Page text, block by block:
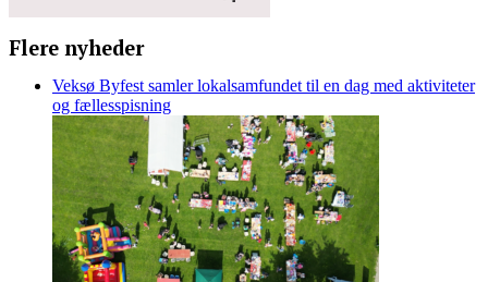
Flere nyheder
Veksø Byfest samler lokalsamfundet til en dag med aktiviteter
og fællesspisning